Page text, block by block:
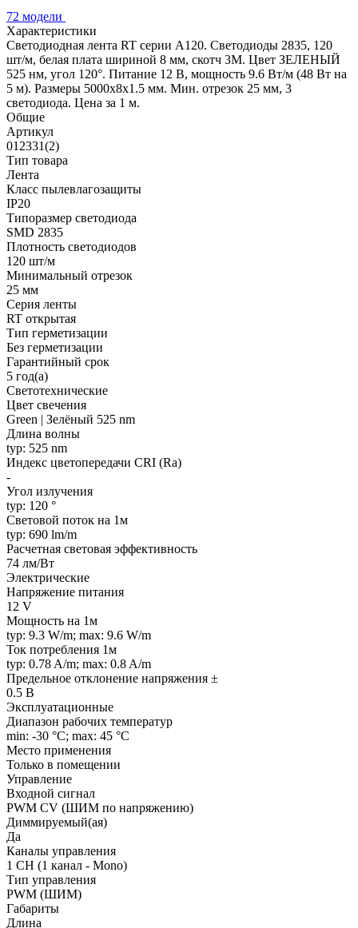
72 модели
Характеристики
Светодиодная лента RT серии A120. Светодиоды 2835, 120
шт/м, белая плата шириной 8 мм, скотч 3M. Цвет ЗЕЛЕНЫЙ
525 нм, угол 120°. Питание 12 В, мощность 9.6 Вт/м (48 Вт на
5 м). Размеры 5000x8x1.5 мм. Мин. отрезок 25 мм, 3
светодиода. Цена за 1 м.
Общие
Артикул
012331(2)
Тип товара
Лента
Класс пылевлагозащиты
IP20
Типоразмер светодиода
SMD 2835
Плотность светодиодов
120 шт/м
Минимальный отрезок
25 мм
Серия ленты
RT открытая
Тип герметизации
Без герметизации
Гарантийный срок
5 год(а)
Светотехнические
Цвет свечения
Green | Зелёный 525 nm
Длина волны
typ: 525 nm
Индекс цветопередачи CRI (Ra)
-
Угол излучения
typ: 120 °
Световой поток на 1м
typ: 690 lm/m
Расчетная световая эффективность
74 лм/Вт
Электрические
Напряжение питания
12 V
Мощность на 1м
typ: 9.3 W/m; max: 9.6 W/m
Ток потребления 1м
typ: 0.78 A/m; max: 0.8 A/m
Предельное отклонение напряжения ±
0.5 В
Эксплуатационные
Диапазон рабочих температур
min: -30 °C; max: 45 °C
Место применения
Только в помещении
Управление
Входной сигнал
PWM СV (ШИМ по напряжению)
Диммируемый(ая)
Да
Каналы управления
1 CH (1 канал - Mono)
Тип управления
PWM (ШИМ)
Габариты
Длина